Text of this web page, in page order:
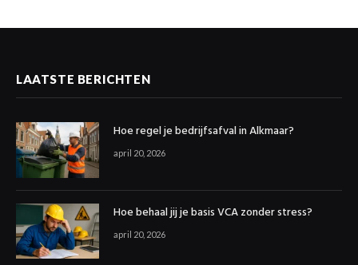
LAATSTE BERICHTEN
Hoe regel je bedrijfsafval in Alkmaar?
april 20, 2026
Hoe behaal jij je basis VCA zonder stress?
april 20, 2026